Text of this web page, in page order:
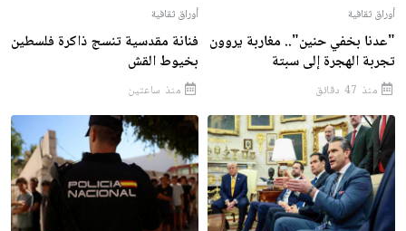
أوراق ثقافية
"عدنا بخفي حنين".. مغاربة يروون
تجربة الهجرة إلى سبتة
منذ 47 دقائق
أوراق ثقافية
فنانة مقدسية تنسج ذاكرة فلسطين
بخيوط القش
منذ ساعتين